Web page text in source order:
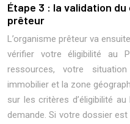
Étape 3 : la validation du
prêteur
L’organisme prêteur va
vérifier votre éligibilité au
ressources, votre
immobilier et la zone
sur les critères d’éligibilité
demande. Si votre dossier